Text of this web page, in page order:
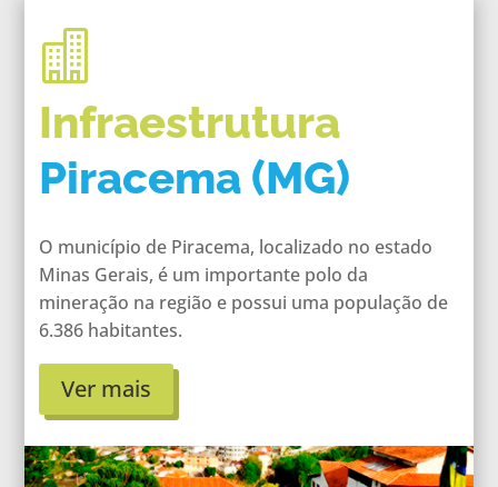

Infraestrutura
Piracema (MG)
O município de Piracema, localizado no estado
Minas Gerais, é um importante polo da
mineração na região e possui uma população de
6.386 habitantes.
Ver mais